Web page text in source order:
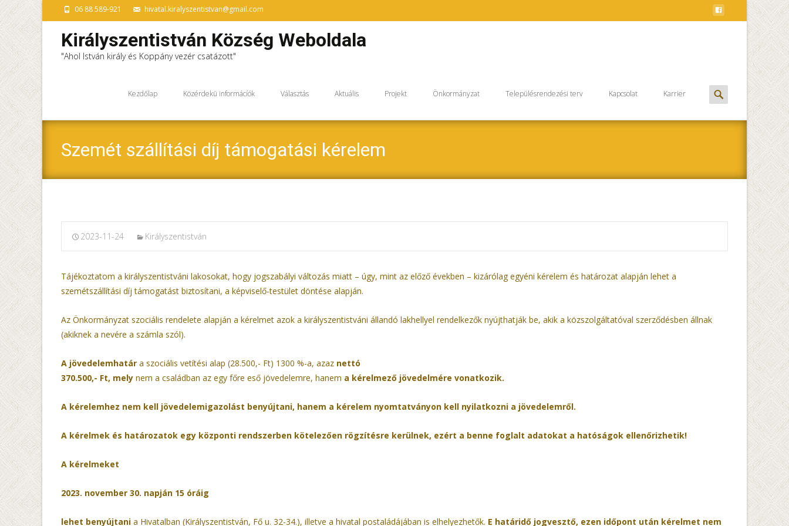
06 88 589-921 hivatal.kiralyszentistvan@gmail.com
Királyszentistván Község Weboldala
"Ahol István király és Koppány vezér csatázott"
Kezdőlap Közérdekü informácíók Választás Aktuális Projekt Önkormányzat Településrendezési terv Kapcsolat Karrier
Keresés
erre:
Szemét szállítási díj támogatási kérelem
2023-11-24 Királyszentistván
Tájékoztatom a királyszentistváni lakosokat, hogy jogszabályi változás miatt – úgy, mint az előző években – kizárólag egyéni kérelem és határozat alapján lehet a
szemétszállítási díj támogatást biztosítani, a képviselő-testület döntése alapján.
Az Önkormányzat szociális rendelete alapján a kérelmet azok a királyszentistváni állandó lakhellyel rendelkezők nyújthatják be, akik a közszolgáltatóval szerződésben állnak
(akiknek a nevére a számla szól).
A jövedelemhatár a szociális vetítési alap (28.500,- Ft) 1300 %-a, azaz nettó
370.500,- Ft, mely nem a családban az egy főre eső jövedelemre, hanem a kérelmező jövedelmére vonatkozik.
A kérelemhez nem kell jövedelemigazolást benyújtani, hanem a kérelem nyomtatványon kell nyilatkozni a jövedelemről.
A kérelmek és határozatok egy központi rendszerben kötelezően rögzítésre kerülnek, ezért a benne foglalt adatokat a hatóságok ellenőrizhetik!
A kérelmeket
2023. november 30. napján 15 óráig
lehet benyújtani a Hivatalban (Királyszentistván, Fő u. 32-34.), illetve a hivatal postaládájában is elhelyezhetők. E határidő jogvesztő, ezen időpont után kérelmet nem